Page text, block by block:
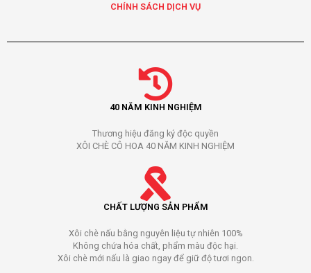
CHÍNH SÁCH DỊCH VỤ
40 NĂM KINH NGHIỆM
Thương hiệu đăng ký độc quyền
XÔI CHÈ CÔ HOA 40 NĂM KINH NGHIỆM
CHẤT LƯỢNG SẢN PHẨM
Xôi chè nấu bằng nguyên liệu tự nhiên 100%
Không chứa hóa chất, phẩm màu độc hại.
Xôi chè mới nấu là giao ngay để giữ độ tươi ngon.